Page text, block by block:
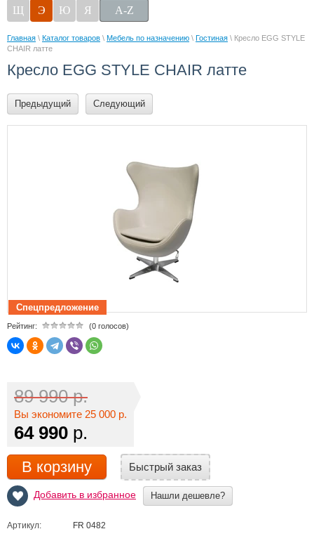
Щ
Э Ю Я A-Z
Главная \ Каталог товаров \ Мебель по назначению \ Гостиная \ Кресло EGG STYLE
CHAIR латте
Кресло EGG STYLE CHAIR латте
Предыдущий Следующий
Спецпредложение
Рейтинг: (0 голосов)
89 990 р.
Вы экономите 25 000 р.
64 990 р.
В корзину Быстрый заказ
Добавить в избранное Нашли дешевле?
Артикул: FR 0482